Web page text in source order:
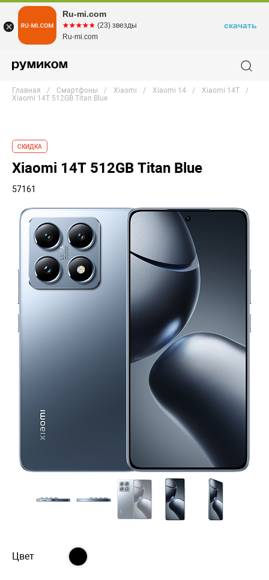
Главная Смартфоны Xiaomi Xiaomi 14
Xiaomi 14T
Xiaomi 14T 512GB Titan Blue
СКИДКА
Xiaomi 14T 512GB Titan Blue
57161
Цвет
Ru-mi.com
☆☆☆☆☆
★★★★★ (23) звезды
Ru-mi.com
скачать